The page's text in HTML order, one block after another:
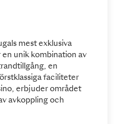
mest exklusiva
unik kombination av
en
faciliteter
erbjuder området
avkoppling och